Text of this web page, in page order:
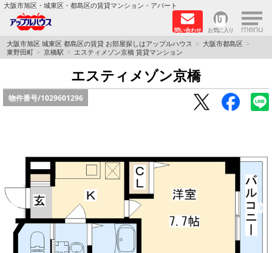
大阪市旭区・城東区・都島区の賃貸マンション・アパート
問い合わせ お気に入り ×
TOPページ
路線·駅から探す
地図から探す
スタッフ
BLOG
RECRUIT
大阪市旭区 城東区 都島区の賃貸 お部屋探しはアップルハウス
大阪市都島区
東野田町
京橋駅 エスティメゾン京橋 賃貸マンション
エスティメゾン京橋
物件番号/1029601296